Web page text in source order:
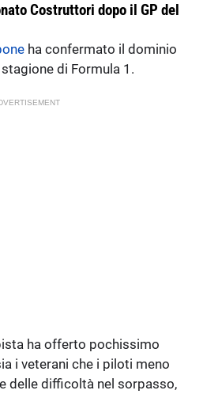
Costruttori dopo il GP del
ha confermato il dominio
di Formula 1.
ha offerto pochissimo
i veterani che i piloti meno
delle difficoltà nel sorpasso,